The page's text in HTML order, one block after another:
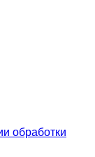
обработки